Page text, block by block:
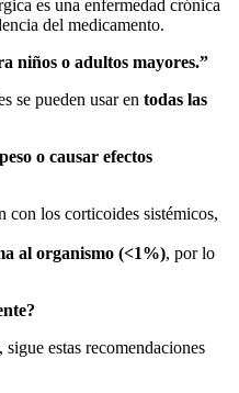
es una enfermedad crónica
del medicamento.
niños o adultos mayores.”
se pueden usar en todas las
o causar efectos
con los corticoides sistémicos,
al organismo (<1%), por lo
estas recomendaciones